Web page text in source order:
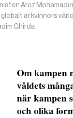
Arez Mohamadi
är kvinnors
Ghirda
Om kampen
våldets
när kampen
och olika